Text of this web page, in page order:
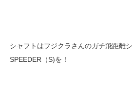
シャフトはフジクラさんのガチ飛距離
SPEEDER（S)を！